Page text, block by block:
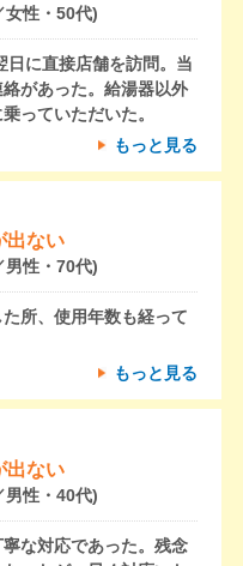
女性・50代)
日に直接店舗を訪問。当
があった。給湯器以外
っていただいた。
もっと見る
出ない
男性・70代)
所、使用年数も経って
もっと見る
出ない
男性・40代)
な対応であった。残念